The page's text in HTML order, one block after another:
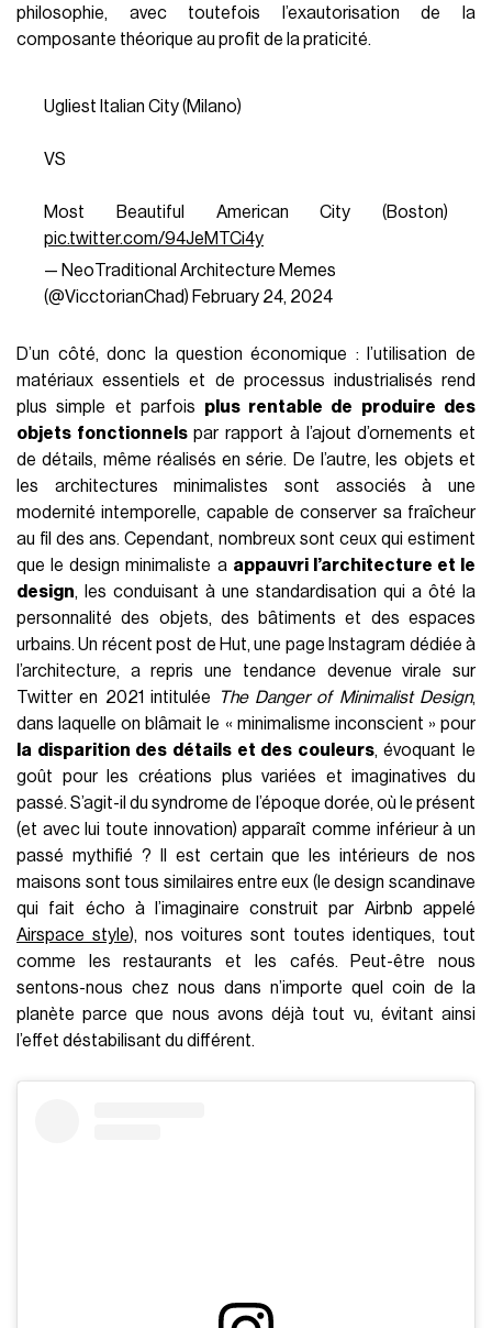
philosophie, avec toutefois l’exautorisation de la
composante théorique au profit de la praticité.
Ugliest Italian City (Milano)
VS
Most Beautiful American City (Boston)
pic.twitter.com/94JeMTCi4y
— NeoTraditional Architecture Memes
(@VicctorianChad) February 24, 2024
D’un côté, donc la question économique : l’utilisation de
matériaux essentiels et de processus industrialisés rend
plus simple et parfois plus rentable de produire des
objets fonctionnelspar rapport à l’ajout d’ornements et
de détails, même réalisés en série. De l’autre, les objets et
les architectures minimalistes sont associés à une
modernité intemporelle, capable de conserver sa fraîcheur
au fil des ans. Cependant, nombreux sont ceux qui estiment
que le design minimaliste a appauvri l’architecture et le
design, les conduisant à une standardisation qui a ôté la
personnalité des objets, des bâtiments et des espaces
urbains. Un récent post de Hut, une page Instagram dédiée à
l’architecture, a repris une tendance devenue virale sur
Twitter en 2021 intitulée
The Danger of Minimalist Design,
dans laquelle on blâmait le « minimalisme inconscient » pour
la disparition des détails et des couleurs, évoquant le
goût pour les créations plus variées et imaginatives du
passé. S’agit-il du syndrome de l’époque dorée, où le présent
(et avec lui toute innovation) apparaît comme inférieur à un
passé mythifié ? Il est certain que les intérieurs de nos
maisons sont tous similaires entre eux (le design scandinave
qui fait écho à l’imaginaire construit par Airbnb appelé
Airspace style), nos voitures sont toutes identiques, tout
comme les restaurants et les cafés. Peut-être nous
sentons-nous chez nous dans n’importe quel coin de la
planète parce que nous avons déjà tout vu, évitant ainsi
l’effet déstabilisant du différent.